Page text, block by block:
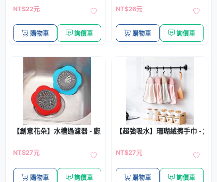
NT$22元
購物車 詢價車
NT$26元
購物車 詢價車
【創意花朵】水槽過濾器 - 廚房洗手檯防堵塞過濾網
NT$27元
購物車 詢價車
【超強吸水】珊瑚絨擦手巾 - 加
NT$27元
購物車 詢價車